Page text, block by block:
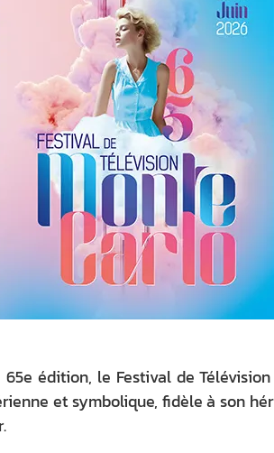
édition, le Festival de
et symbolique, fidèle à son